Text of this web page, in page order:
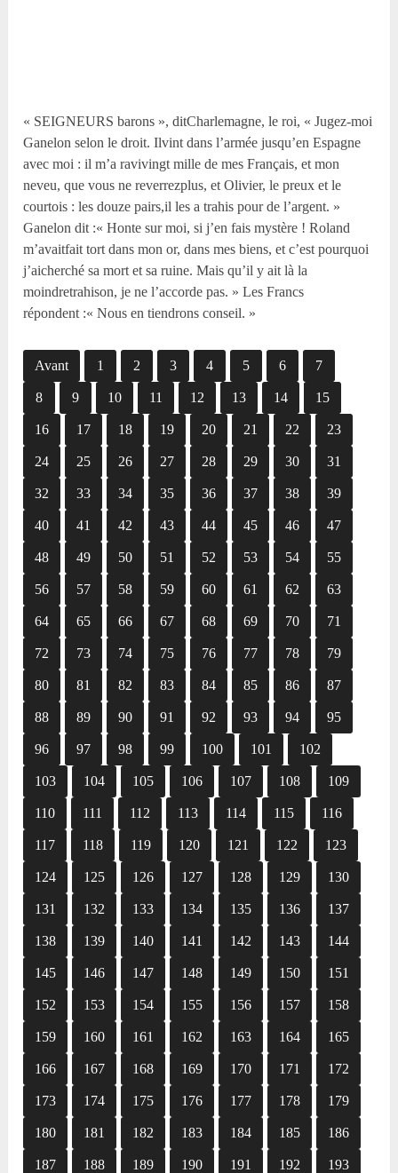
« SEIGNEURS barons », ditCharlemagne, le roi, « Jugez-moi
Ganelon selon le droit. Ilvint dans l’armée jusqu’en Espagne
avec moi : il m’a ravivingt mille de mes Français, et mon
neveu, que vous ne reverrezplus, et Olivier, le preux et le
courtois : les douze pairs,il les a trahis pour de l’argent. »
Ganelon dit :« Honte sur moi, si j’en fais mystère ! Roland
m’avaitfait tort dans mon or, dans mes biens, et c’est pourquoi
j’aicherché sa mort et sa ruine. Mais qu’il y ait là la
moindretrahison, je ne l’accorde pas. » Les Francs
répondent :« Nous en tiendrons conseil. »
Avant 1 2 3 4 5 6 7
8 9 10 11 12 13 14 15
16 17 18 19 20 21 22 23
24 25 26 27 28 29 30 31
32 33 34 35 36 37 38 39
40 41 42 43 44 45 46 47
48 49 50 51 52 53 54 55
56 57 58 59 60 61 62 63
64 65 66 67 68 69 70 71
72 73 74 75 76 77 78 79
80 81 82 83 84 85 86 87
88 89 90 91 92 93 94 95
96 97 98 99 100 101 102
103 104 105 106 107 108 109
110 111 112 113 114 115 116
117 118 119 120 121 122 123
124 125 126 127 128 129 130
131 132 133 134 135 136 137
138 139 140 141 142 143 144
145 146 147 148 149 150 151
152 153 154 155 156 157 158
159 160 161 162 163 164 165
166 167 168 169 170 171 172
173 174 175 176 177 178 179
180 181 182 183 184 185 186
187 188 189 190 191 192 193